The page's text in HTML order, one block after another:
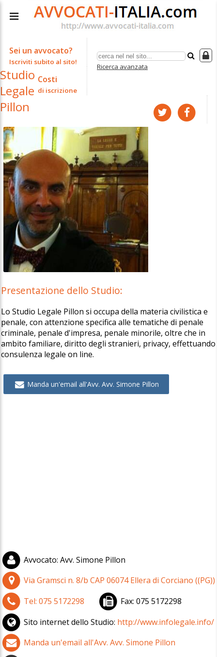
Ricerca avanzata
Sei un avvocato?
Iscriviti subito al sito!
Costi
di iscrizione
Studio
Legale
Pillon
Presentazione dello Studio:
Lo Studio Legale Pillon si occupa della materia civilistica e
penale, con attenzione specifica alle tematiche di penale
criminale, penale d'impresa, penale minorile, oltre che in
ambito familiare, diritto degli stranieri, privacy, effettuando
consulenza legale on line.
Manda un'email all'Avv. Avv. Simone Pillon
Avvocato: Avv. Simone Pillon
Via Gramsci n. 8/b CAP 06074 Ellera di Corciano ((PG))
Tel: 075 5172298 Fax: 075 5172298
Sito internet dello Studio: http://www.infolegale.info/
Manda un'email all'Avv. Avv. Simone Pillon